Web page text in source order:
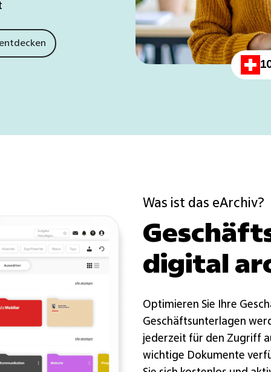
Was ist das eArchiv?
digital
Optimieren Sie Ihre
Geschäftsunterlagen
jederzeit für den Zugriff
wichtige Dokumente